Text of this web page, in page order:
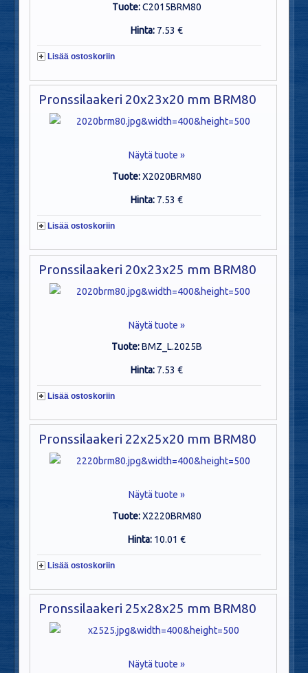
Tuote:C2015BRM80
Hinta: 7.53 €
Lisää ostoskoriin
Pronssilaakeri 20x23x20 mm BRM80
Näytä tuote »
Tuote:X2020BRM80
Hinta: 7.53 €
Lisää ostoskoriin
Pronssilaakeri 20x23x25 mm BRM80
Näytä tuote »
Tuote:BMZ_L.2025B
Hinta: 7.53 €
Lisää ostoskoriin
Pronssilaakeri 22x25x20 mm BRM80
Näytä tuote »
Tuote:X2220BRM80
Hinta: 10.01 €
Lisää ostoskoriin
Pronssilaakeri 25x28x25 mm BRM80
Näytä tuote »